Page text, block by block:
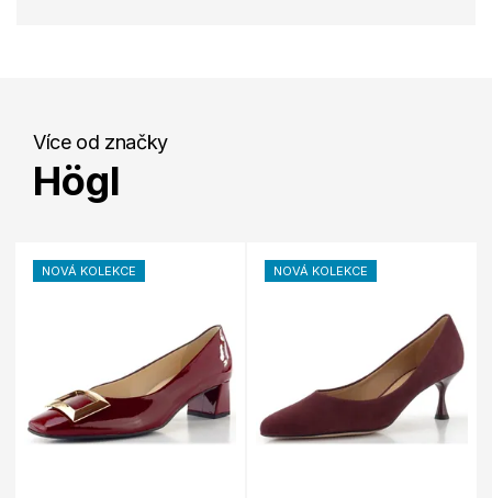
Více od značky
Högl
NOVÁ KOLEKCE NOVÁ KOLEKCE